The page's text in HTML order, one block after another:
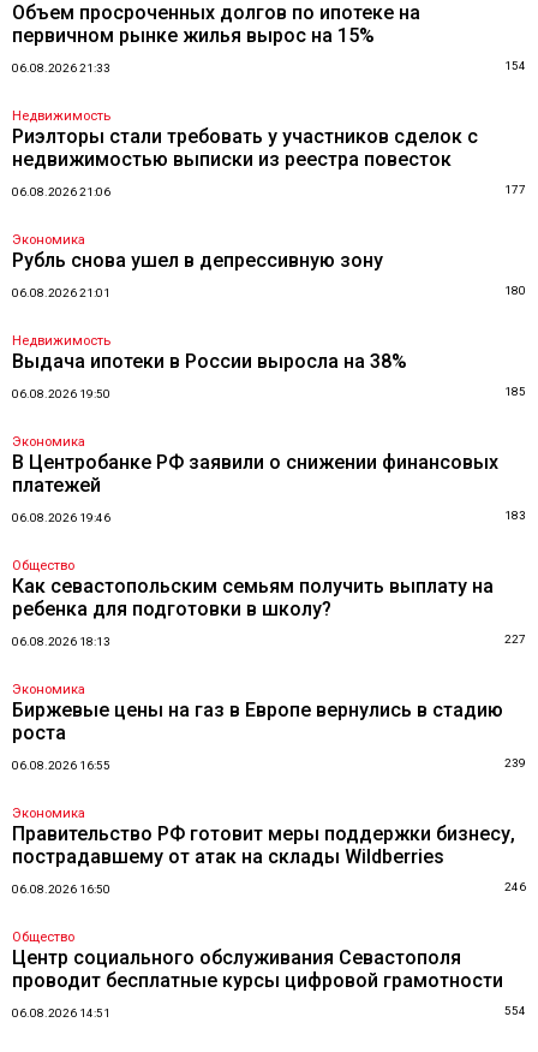
Объем просроченных долгов по ипотеке на
первичном рынке жилья вырос на 15%
06.08.2026 21:33 154
Недвижимость
Риэлторы стали требовать у участников сделок с
недвижимостью выписки из реестра повесток
06.08.2026 21:06 177
Экономика
Рубль снова ушел в депрессивную зону
06.08.2026 21:01 180
Недвижимость
Выдача ипотеки в России выросла на 38%
06.08.2026 19:50 185
Экономика
В Центробанке РФ заявили о снижении финансовых
платежей
06.08.2026 19:46 183
Общество
Как севастопольским семьям получить выплату на
ребенка для подготовки в школу?
06.08.2026 18:13 227
Экономика
Биржевые цены на газ в Европе вернулись в стадию
роста
06.08.2026 16:55 239
Экономика
Правительство РФ готовит меры поддержки бизнесу,
пострадавшему от атак на склады Wildberries
06.08.2026 16:50 246
Общество
Центр социального обслуживания Севастополя
проводит бесплатные курсы цифровой грамотности
06.08.2026 14:51 554